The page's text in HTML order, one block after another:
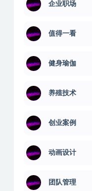
企业职场
值得一看
健身瑜伽
养殖技术
创业案例
动画设计
团队管理